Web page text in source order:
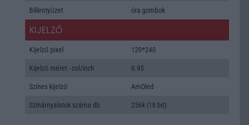
Billentyűzet óra gombok
KIJELZŐ
Kijelző pixel 120*240
Kijelző méret - col/inch 0.95
Színes kijelző AmOled
Színárnyalatok száma db 256k (18 bit)